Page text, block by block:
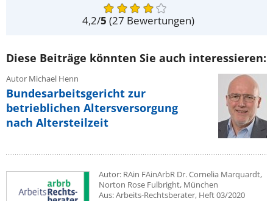
4,2/5 (27 Bewertungen)
Diese Beiträge könnten Sie auch interessieren:
Autor Michael Henn
Bundesarbeitsgericht zur
betrieblichen Altersversorgung
nach Altersteilzeit
Autor: RAin FAinArbR Dr. Cornelia Marquardt,
Norton Rose Fulbright, München
Aus: Arbeits-Rechtsberater, Heft 03/2020